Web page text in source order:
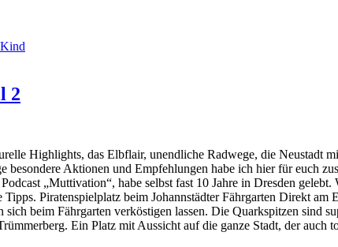
2
Highlights, das Elbflair, unendliche Radwege, die Neustadt
besondere Aktionen und Empfehlungen habe ich hier für euch
„Muttivation“, habe selbst fast 10 Jahre in Dresden
Piratenspielplatz beim Johannstädter Fährgarten Direkt am
beim Fährgarten verköstigen lassen. Die Quarkspitzen sind
Ein Platz mit Aussicht auf die ganze Stadt, der auch